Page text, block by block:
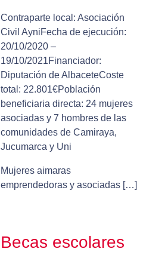
Contraparte local: Asociación
Civil AyniFecha de ejecución:
20/10/2020 –
19/10/2021Financiador:
Diputación de AlbaceteCoste
total: 22.801€Población
beneficiaria directa: 24 mujeres
asociadas y 7 hombres de las
comunidades de Camiraya,
Jucumarca y Uni
Mujeres aimaras
emprendedoras y asociadas […]
Becas escolares